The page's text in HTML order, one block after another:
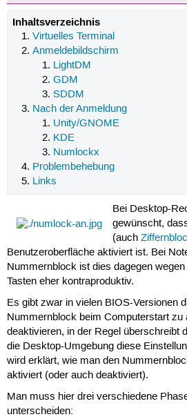
Inhaltsverzeichnis
Virtuelles Terminal
Anmeldebildschirm
LightDM
GDM
SDDM
Nach der Anmeldung
Unity/GNOME
KDE
Numlockx
Problembehebung
Links
Bei Desktop-
gewünscht,
(auch
Benutzeroberfläche aktiviert ist. Bei
Nummernblock ist dies dagegen
Tasten eher kontraproduktiv.
Es gibt zwar in vielen BIOS-Versionen
Nummernblock beim Computerstart zu
deaktivieren, in der Regel überschreibt
die Desktop-Umgebung diese
wird erklärt, wie man den
aktiviert (oder auch deaktiviert).
Man muss hier drei verschiedene
unterscheiden: